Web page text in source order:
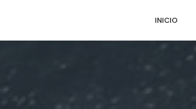
INICIO